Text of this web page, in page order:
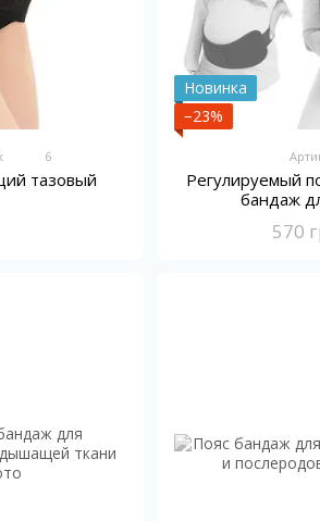
6
тазовый
Новинка
−23%
Регулируемый
бандаж
570